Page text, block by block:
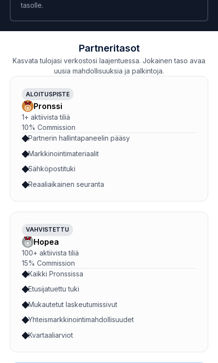
tasolle.
Partneritasot
Kasvata tulojasi verkostosi laajentuessa. Jokainen taso avaa
uusia mahdollisuuksia ja palkintoja.
ALOITUSPISTE
Pronssi
1+ aktiivista tiliä
10% Commission
Partnerin hallintapaneelin pääsy
Markkinointimateriaalit
Sähköpostituki
Reaaliaikainen seuranta
VAHVISTETTU
Hopea
100+ aktiivista tiliä
15% Commission
Kaikki Pronssissa
Etusijatuettu tuki
Mukautetut laskeutumissivut
Yhteismarkkinointimahdollisuudet
Kvartaaliarviot